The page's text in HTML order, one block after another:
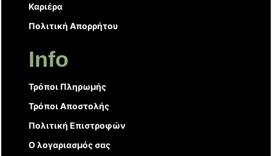
Καριέρα
Πολιτική Απορρήτου
Info
Τρόποι Πληρωμής
Τρόποι Αποστολής
Πολιτική Επιστροφών
Ο λογαριασμός σας